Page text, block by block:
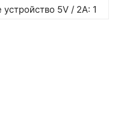
5V / 2A: 1